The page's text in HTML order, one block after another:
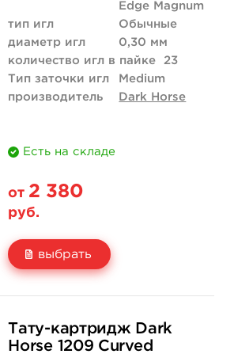
Edge Magnum
тип игл
Обычные
диаметр игл
0,30 мм
количество игл в пайке
23
Тип заточки игл
Medium
производитель
Dark Horse
Есть на складе
от 2 380
руб.
выбрать
2 380 руб.
Тату-картридж Dark
Horse 1209 Curved